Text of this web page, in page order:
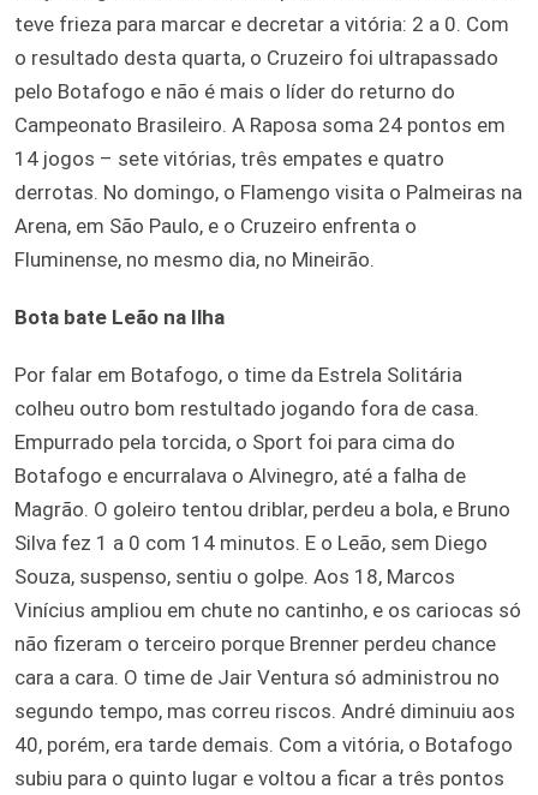
teve frieza para marcar e decretar a vitória: 2 a 0. Com
o resultado desta quarta, o Cruzeiro foi ultrapassado
pelo Botafogo e não é mais o líder do returno do
Campeonato Brasileiro. A Raposa soma 24 pontos em
14 jogos – sete vitórias, três empates e quatro
derrotas. No domingo, o Flamengo visita o Palmeiras na
Arena, em São Paulo, e o Cruzeiro enfrenta o
Fluminense, no mesmo dia, no Mineirão.
Bota bate Leão na Ilha
Por falar em Botafogo, o time da Estrela Solitária
colheu outro bom restultado jogando fora de casa.
Empurrado pela torcida, o Sport foi para cima do
Botafogo e encurralava o Alvinegro, até a falha de
Magrão. O goleiro tentou driblar, perdeu a bola, e Bruno
Silva fez 1 a 0 com 14 minutos. E o Leão, sem Diego
Souza, suspenso, sentiu o golpe. Aos 18, Marcos
Vinícius ampliou em chute no cantinho, e os cariocas só
não fizeram o terceiro porque Brenner perdeu chance
cara a cara. O time de Jair Ventura só administrou no
segundo tempo, mas correu riscos. André diminuiu aos
40, porém, era tarde demais. Com a vitória, o Botafogo
subiu para o quinto lugar e voltou a ficar a três pontos